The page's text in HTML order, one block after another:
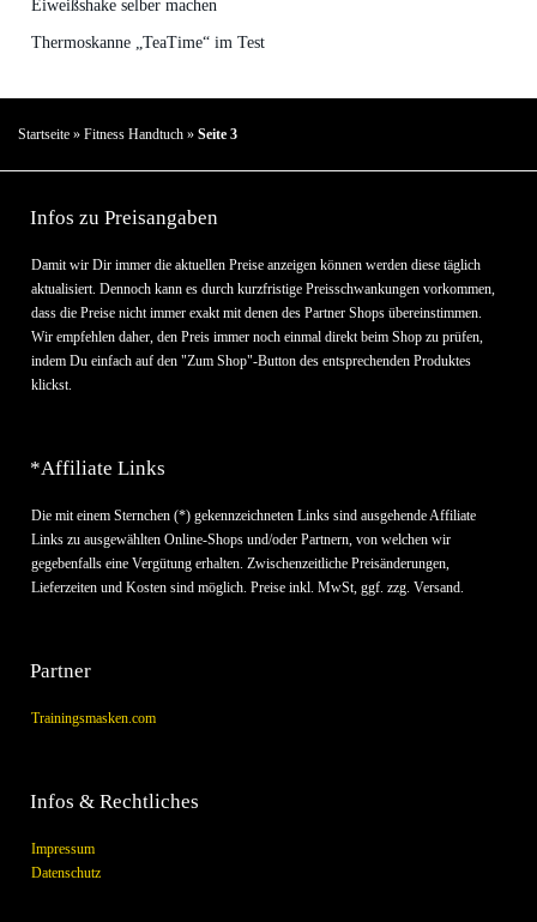
Eiweißshake selber machen
Thermoskanne „TeaTime“ im Test
Startseite » Fitness Handtuch » Seite 3
Infos zu Preisangaben
Damit wir Dir immer die aktuellen Preise anzeigen können werden diese täglich
aktualisiert. Dennoch kann es durch kurzfristige Preisschwankungen vorkommen,
dass die Preise nicht immer exakt mit denen des Partner Shops übereinstimmen.
Wir empfehlen daher, den Preis immer noch einmal direkt beim Shop zu prüfen,
indem Du einfach auf den "Zum Shop"-Button des entsprechenden Produktes
klickst.
*Affiliate Links
Die mit einem Sternchen (*) gekennzeichneten Links sind ausgehende Affiliate
Links zu ausgewählten Online-Shops und/oder Partnern, von welchen wir
gegebenfalls eine Vergütung erhalten. Zwischenzeitliche Preisänderungen,
Lieferzeiten und Kosten sind möglich. Preise inkl. MwSt, ggf. zzg. Versand.
Partner
Trainingsmasken.com
Infos & Rechtliches
Impressum
Datenschutz